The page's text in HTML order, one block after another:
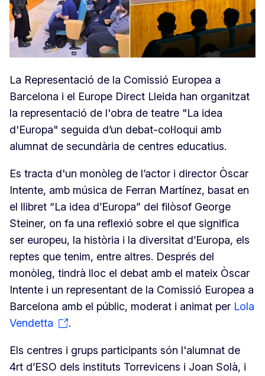
La Representació de la Comissió Europea a
Barcelona i el Europe Direct Lleida han organitzat
la representació de l'obra de teatre "La idea
d'Europa" seguida d’un debat-col·loqui amb
alumnat de secundària de centres educatius.
Es tracta d'un monòleg de l’actor i director Òscar
Intente, amb música de Ferran Martínez, basat en
el llibret “La idea d’Europa” del filòsof George
Steiner, on fa una reflexió sobre el que significa
ser europeu, la història i la diversitat d’Europa, els
reptes que tenim, entre altres. Després del
monòleg, tindrà lloc el debat amb el mateix Òscar
Intente i un representant de la Comissió Europea a
Barcelona amb el públic, moderat i animat per Lola
Vendetta
.
Els centres i grups participants són l'alumnat de
4rt d’ESO dels instituts Torrevicens i Joan Solà, i